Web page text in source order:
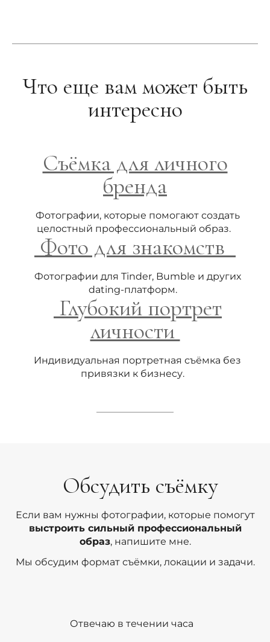
Что еще вам может быть
интересно
Съёмка для личного
бренда
Фотографии, которые помогают создать
целостный профессиональный образ.
Фото для знакомств
Фотографии для Tinder, Bumble и других
dating-платформ.
Глубокий портрет
личности
Индивидуальная портретная съёмка без
привязки к бизнесу.
Обсудить съёмку
Если вам нужны фотографии, которые помогут
выстроить сильный профессиональный
образ, напишите мне.
Мы обсудим формат съёмки, локации и задачи.
Отвечаю в течении часа